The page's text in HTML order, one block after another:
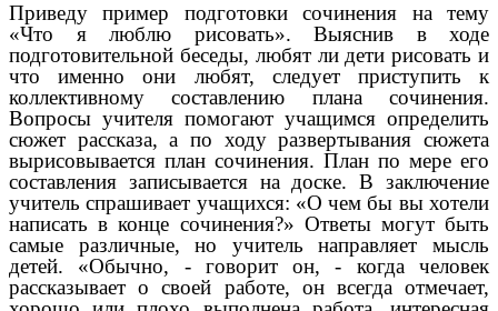
Приведу пример подготовки сочинения на тему
«Что я люблю рисовать». Выяснив в ходе
подготовительной беседы, любят ли дети рисовать и
что именно они любят, следует приступить к
коллективному составлению плана сочинения.
Вопросы учителя помогают учащимся определить
сюжет рассказа, а по ходу развертывания сюжета
вырисовывается план сочинения. План по мере его
составления записывается на доске. В заключение
учитель спрашивает учащихся: «О чем бы вы хотели
написать в конце сочинения?» Ответы могут быть
самые различные, но учитель направляет мысль
детей. «Обычно, - говорит он, - когда человек
рассказывает о своей работе, он всегда отмечает,